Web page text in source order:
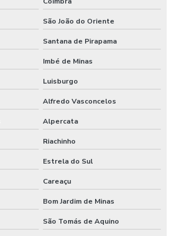
São João do Oriente
Santana de Pirapama
Imbé de Minas
Luisburgo
Alfredo Vasconcelos
Alpercata
Riachinho
Estrela do Sul
Careaçu
Bom Jardim de Minas
São Tomás de Aquino